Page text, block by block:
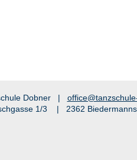
Dobner |
1/3 | 2362